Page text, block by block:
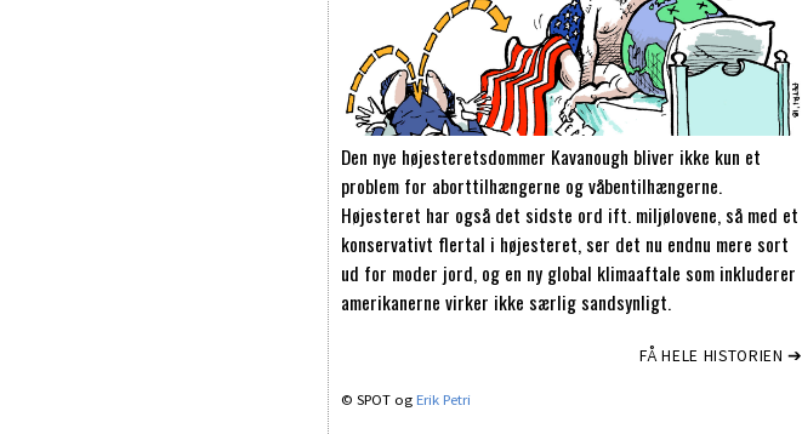
Den nye højesteretsdommer Kavanough bliver ikke kun et
problem for aborttilhængerne og våbentilhængerne.
Højesteret har også det sidste ord ift. miljølovene, så med et
konservativt flertal i højesteret, ser det nu endnu mere sort
ud for moder jord, og en ny global klimaaftale som inkluderer
amerikanerne virker ikke særlig sandsynligt.
FÅ HELE HISTORIEN ➔
© SPOT og Erik Petri